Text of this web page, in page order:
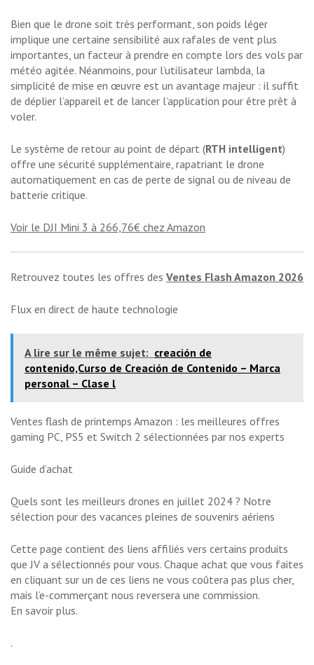
Bien que le drone soit très performant, son poids léger
implique une certaine sensibilité aux rafales de vent plus
importantes, un facteur à prendre en compte lors des vols par
météo agitée. Néanmoins, pour l’utilisateur lambda, la
simplicité de mise en œuvre est un avantage majeur : il suffit
de déplier l’appareil et de lancer l’application pour être prêt à
voler.
Le système de retour au point de départ (RTH intelligent)
offre une sécurité supplémentaire, rapatriant le drone
automatiquement en cas de perte de signal ou de niveau de
batterie critique.
Voir le DJI Mini 3 à 266,76€ chez Amazon
Retrouvez toutes les offres des Ventes Flash Amazon 2026
Flux en direct de haute technologie
A lire sur le même sujet: creación de
contenido,Curso de Creación de Contenido – Marca
personal – Clase l
Ventes flash de printemps Amazon : les meilleures offres
gaming PC, PS5 et Switch 2 sélectionnées par nos experts
Guide d’achat
Quels sont les meilleurs drones en juillet 2024 ? Notre
sélection pour des vacances pleines de souvenirs aériens
Cette page contient des liens affiliés vers certains produits
que JV a sélectionnés pour vous. Chaque achat que vous faites
en cliquant sur un de ces liens ne vous coûtera pas plus cher,
mais l’e-commerçant nous reversera une commission.
En savoir plus.
.